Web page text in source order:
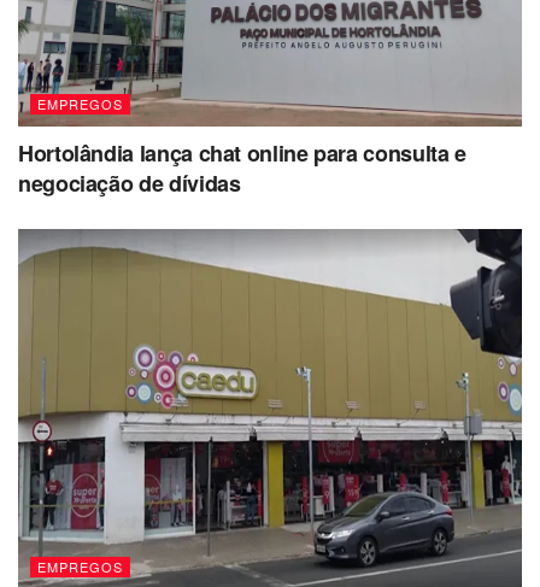
EMPREGOS
Hortolândia lança chat online para consulta e
negociação de dívidas
EMPREGOS